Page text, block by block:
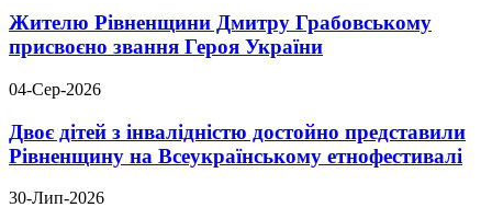
Жителю Рівненщини Дмитру Грабовському
присвоєно звання Героя України
04-Сер-2026
Двоє дітей з інвалідністю достойно представили
Рівненщину на Всеукраїнському етнофестивалі
30-Лип-2026